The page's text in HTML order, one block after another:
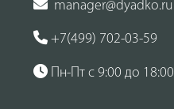
manager@dyadko.ru
+7(499) 702-03-59
Пн-Пт с 9:00 до 18:00